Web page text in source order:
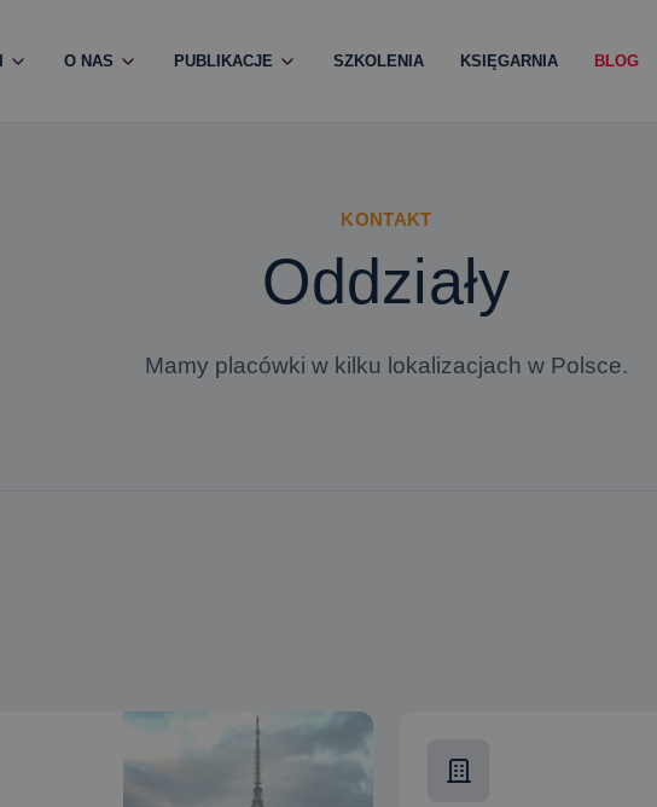
O NAS PUBLIKACJE SZKOLENIA KSIĘGARNIA BLOG
KONTAKT
Oddziały
Mamy placówki w kilku lokalizacjach w Polsce.